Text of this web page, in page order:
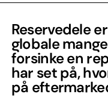
Reservedele
globale
forsinke en
har set på,
på